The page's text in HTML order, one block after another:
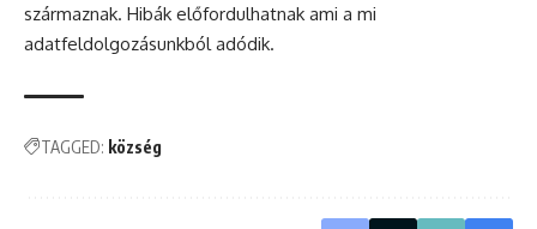
származnak. Hibák előfordulhatnak ami a mi
adatfeldolgozásunkból adódik.
TAGGED: község